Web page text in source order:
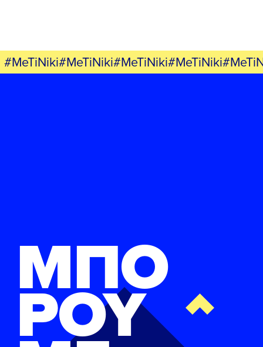
ΜΠΟ
ΡΟΥ